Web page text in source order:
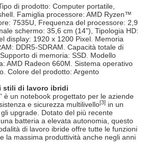
di prodotto: Computer portatile,
Famiglia processore: AMD Ryzen™
7535U, Frequenza del processore: 2,9
schermo: 35,6 cm (14"), Tipologia HD:
display: 1920 x 1200 Pixel. Memoria
DDR5-SDRAM. Capacità totale di
di memoria: SSD. Modello
AMD Radeon 660M. Sistema operativo
Colore del prodotto: Argento
stili di lavoro ibridi
è un notebook progettato per le aziende
e sicurezza multilivello[3] in un
upgrade. Dotato del più recente
batteria a elevata autonomia, questo
di lavoro ibride offre tutte le funzioni
la massima produttività anche negli anni